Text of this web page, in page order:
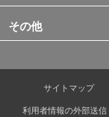
その他
サイトマップ
利用者情報の外部送信